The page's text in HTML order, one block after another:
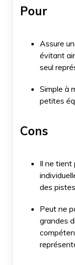
Pour
Assure
évitant
seul
Simple à
petites
Cons
Il ne tient
des pistes.
Peut ne
grandes